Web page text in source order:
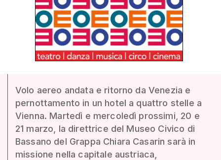
Volo aereo andata e ritorno da Venezia e
pernottamento in un hotel a quattro stelle a
Vienna. Martedì e mercoledì prossimi, 20 e
21 marzo, la direttrice del Museo Civico di
Bassano del Grappa Chiara Casarin sarà in
missione nella capitale austriaca,